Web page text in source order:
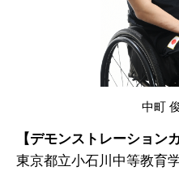
中町
【デモンストレーション
東京都立小石川中等教育